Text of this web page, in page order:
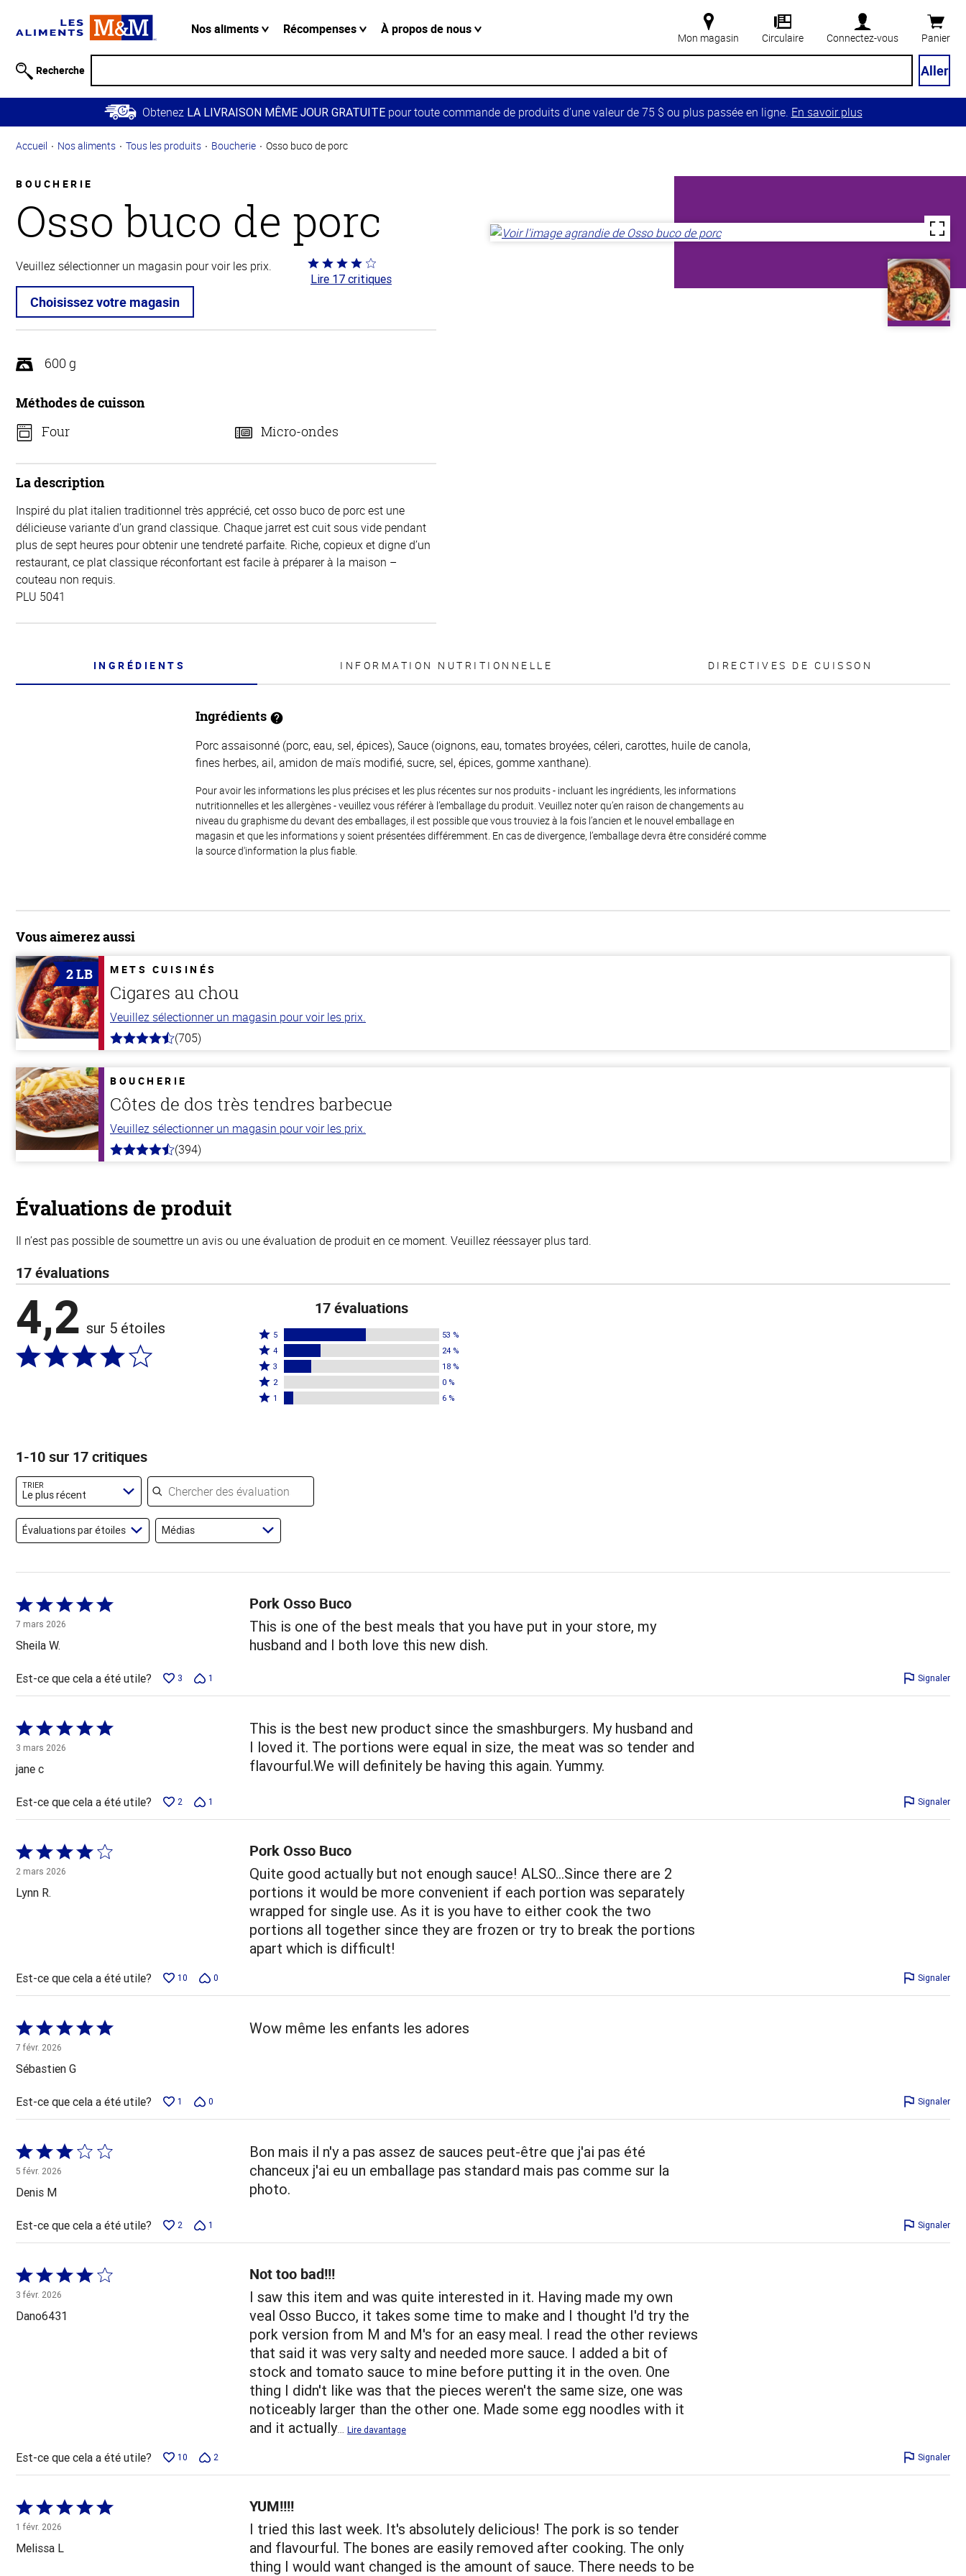
relative à
Passer
contenu
Retour à
principale
Nos aliments Récompenses À propos de nous
Mon magasin Circulaire Connectez-vous Panier
Recherche Aller
Obtenez LA LIVRAISON MÊME JOUR GRATUITEpour toute commande de produits d’une valeur de 75 $ ou plus passée en ligne. En savoir plus
Accueil Nos aliments Tous les produits Boucherie Osso buco de porc
BOUCHERIE
Osso buco de porc
Veuillez sélectionner un magasin pour voir les prix.
Choisissez votre magasin
Coté
4.2 sur
Lire 17 critiques
600 g
Méthodes de cuisson
Four
Micro-ondes
La description
Inspiré du plat italien traditionnel très apprécié, cet osso buco de porc est une
délicieuse variante d’un grand classique. Chaque jarret est cuit sous vide pendant
plus de sept heures pour obtenir une tendreté parfaite. Riche, copieux et digne d’un
restaurant, ce plat classique réconfortant est facile à préparer à la maison –
couteau non requis.
PLU 5041
INGRÉDIENTS INFORMATION NUTRITIONNELLE DIRECTIVES DE CUISSON
Ingrédients
Porc assaisonné (porc, eau, sel, épices), Sauce (oignons, eau, tomates broyées, céleri, carottes, huile de canola,
fines herbes, ail, amidon de maïs modifié, sucre, sel, épices, gomme xanthane).
Pour avoir les informations les plus précises et les plus récentes sur nos produits - incluant les ingrédients, les informations
nutritionnelles et les allergènes - veuillez vous référer à l’emballage du produit. Veuillez noter qu’en raison de changements au
niveau du graphisme du devant des emballages, il est possible que vous trouviez à la fois l’ancien et le nouvel emballage en
magasin et que les informations y soient présentées différemment. En cas de divergence, l’emballage devra être considéré comme
la source d'information la plus fiable.
Vous aimerez aussi
2 LB METS CUISINÉS
Cigares au chou
Veuillez sélectionner un magasin pour voir les prix.
4.6
5
stars
(705)
BOUCHERIE
Côtes de dos très tendres barbecue
Veuillez sélectionner un magasin pour voir les prix.
4.7
(394)
Évaluations de produit
Il n’est pas possible de soumettre un avis ou une évaluation de produit en ce moment. Veuillez réessayer plus tard.
17 évaluations
4,2 sur 5 étoiles
17 évaluations
Coté
5
étoiles
par
53 %
5 53 %
Coté
4
étoiles
par
4 24 %
Coté
3
étoiles
3 18 %
Coté
2
évaluateurs
2 0 %
Coté1 6 %
1-10 sur 17 critiques
TRIER
Le plus récent
Chercher des évaluations
Évaluations par étoiles Médias
Coté
5 sur
5
7 mars 2026
Sheila W.
Pork Osso Buco
This is one of the best meals that you have put in your store, my
husband and I both love this new dish.
Est-ce que cela a été utile? 3 1 Signaler
Coté
5 sur
5
3 mars 2026
jane c
This is the best new product since the smashburgers. My husband and
I loved it. The portions were equal in size, the meat was so tender and
flavourful.We will definitely be having this again. Yummy.
Est-ce que cela a été utile? 2 1 Signaler
Coté
4 sur
5
2 mars 2026
Lynn R.
Pork Osso Buco
Quite good actually but not enough sauce! ALSO...Since there are 2
portions it would be more convenient if each portion was separately
wrapped for single use. As it is you have to either cook the two
portions all together since they are frozen or try to break the portions
apart which is difficult!
Est-ce que cela a été utile? 10 0 Signaler
Coté
5 sur
5
7 févr. 2026
Sébastien G
Wow même les enfants les adores
Est-ce que cela a été utile? 1 0 Signaler
Coté
3 sur
5
5 févr. 2026
Denis M
Bon mais il n'y a pas assez de sauces peut-être que j'ai pas été
chanceux j'ai eu un emballage pas standard mais pas comme sur la
photo.
Est-ce que cela a été utile? 2 1 Signaler
Coté
4 sur
5
3 févr. 2026
Dano6431
Not too bad!!!
I saw this item and was quite interested in it. Having made my own
veal Osso Bucco, it takes some time to make and I thought I'd try the
pork version from M and M's for an easy meal. I read the other reviews
that said it was very salty and needed more sauce. I added a bit of
stock and tomato sauce to mine before putting it in the oven. One
thing I didn't like was that the pieces weren't the same size, one was
noticeably larger than the other one. Made some egg noodles with it
and it actually… Lire davantage
Est-ce que cela a été utile? 10 2 Signaler
Coté
5 sur
5
1 févr. 2026
Melissa L
YUM!!!!
I tried this last week. It's absolutely delicious! The pork is so tender
and flavourful. The bones are easily removed after cooking. The only
thing I would want changed is the amount of sauce. There needs to be